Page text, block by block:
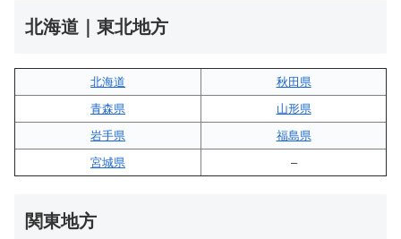
北海道｜東北地方
北海道
秋田県
青森県
山形県
岩手県
福島県
宮城県
–
関東地方